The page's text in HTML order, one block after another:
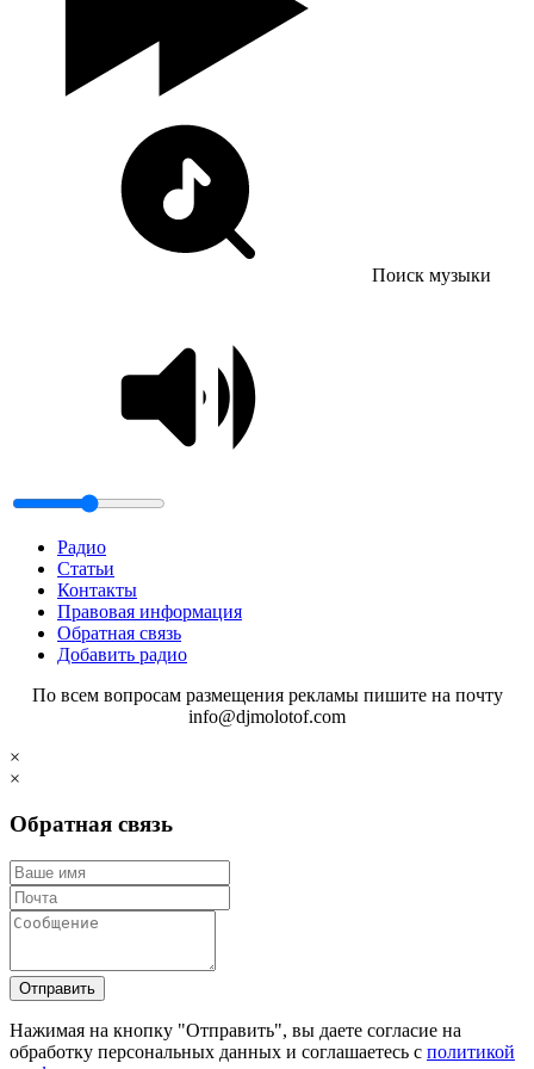
Поиск музыки
Радио
Статьи
Контакты
Правовая информация
Обратная связь
Добавить радио
По всем вопросам размещения рекламы пишите на почту
info@djmolotof.com
×
×
Обратная связь
Отправить
Нажимая на кнопку "Отправить", вы даете согласие на
обработку персональных данных и соглашаетесь c политикой